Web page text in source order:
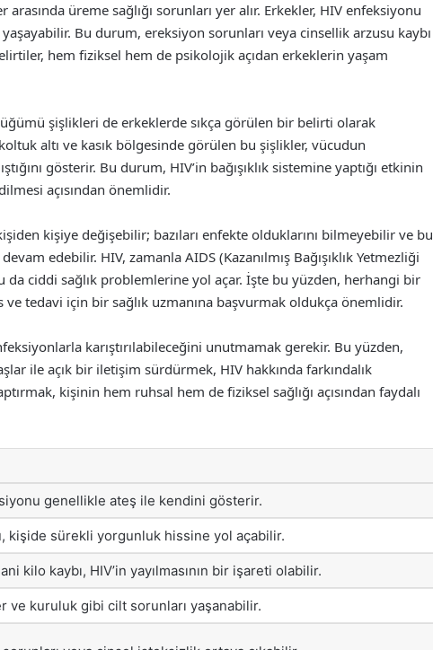
arasında üreme sağlığı sorunları yer alır. Erkekler, HIV enfeksiyonu
Bu durum, ereksiyon sorunları veya cinsellik arzusu kaybı
hem fiziksel hem de psikolojik açıdan erkeklerin yaşam
şişlikleri de erkeklerde sıkça görülen bir belirti olarak
altı ve kasık bölgesinde görülen bu şişlikler, vücudun
gösterir. Bu durum, HIV’in bağışıklık sistemine yaptığı etkinin
açısından önemlidir.
kişiye değişebilir; bazıları enfekte olduklarını bilmeyebilir ve bu
edebilir. HIV, zamanla AIDS (Kazanılmış Bağışıklık Yetmezliği
da ciddi sağlık problemlerine yol açar. İşte bu yüzden, herhangi bir
tedavi için bir sağlık uzmanına başvurmak oldukça önemlidir.
karıştırılabileceğini unutmamak gerekir. Bu yüzden,
ile açık bir iletişim sürdürmek, HIV hakkında farkındalık
kişinin hem ruhsal hem de fiziksel sağlığı açısından faydalı
genellikle ateş ile kendini gösterir.
kişide sürekli yorgunluk hissine yol açabilir.
kilo kaybı, HIV’in yayılmasının bir işareti olabilir.
ve kuruluk gibi cilt sorunları yaşanabilir.